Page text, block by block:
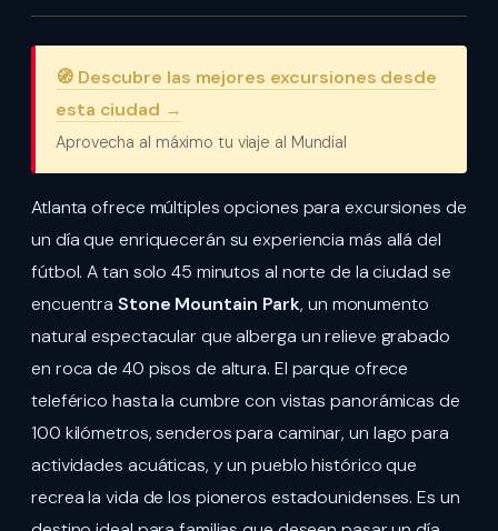
🧭 Descubre las mejores excursiones desde
esta ciudad →
Aprovecha al máximo tu viaje al Mundial
Atlanta ofrece múltiples opciones para excursiones de
un día que enriquecerán su experiencia más allá del
fútbol. A tan solo 45 minutos al norte de la ciudad se
encuentraStone Mountain Park, un monumento
natural espectacular que alberga un relieve grabado
en roca de 40 pisos de altura. El parque ofrece
teleférico hasta la cumbre con vistas panorámicas de
100 kilómetros, senderos para caminar, un lago para
actividades acuáticas, y un pueblo histórico que
recrea la vida de los pioneros estadounidenses. Es un